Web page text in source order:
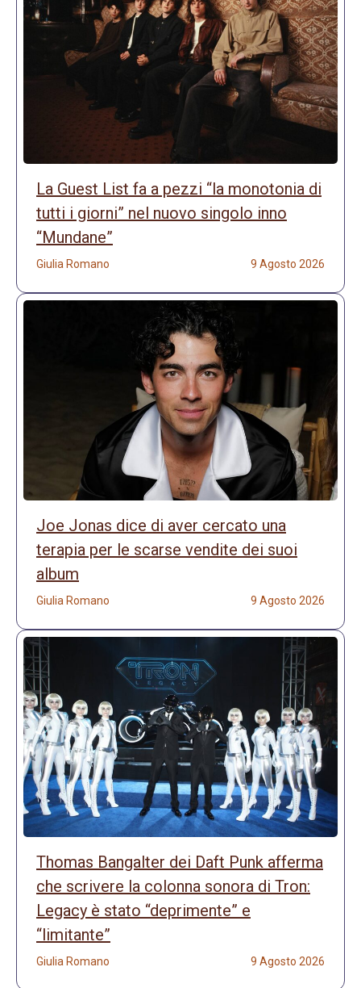
La Guest List fa a pezzi “la monotonia di
tutti i giorni” nel nuovo singolo inno
“Mundane”
Giulia Romano 9 Agosto 2026
Joe Jonas dice di aver cercato una
terapia per le scarse vendite dei suoi
album
Giulia Romano 9 Agosto 2026
Thomas Bangalter dei Daft Punk afferma
che scrivere la colonna sonora di Tron:
Legacy è stato “deprimente” e
“limitante”
Giulia Romano 9 Agosto 2026